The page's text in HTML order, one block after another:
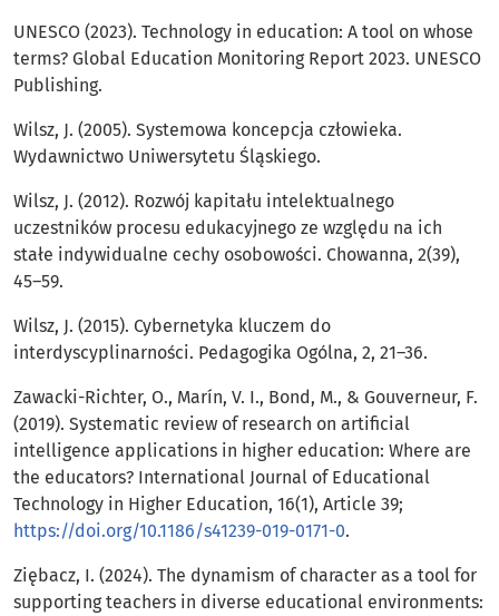
UNESCO (2023). Technology in education: A tool on whose
terms? Global Education Monitoring Report 2023. UNESCO
Publishing.
Wilsz, J. (2005). Systemowa koncepcja człowieka.
Wydawnictwo Uniwersytetu Śląskiego.
Wilsz, J. (2012). Rozwój kapitału intelektualnego
uczestników procesu edukacyjnego ze względu na ich
stałe indywidualne cechy osobowości. Chowanna, 2(39),
45–59.
Wilsz, J. (2015). Cybernetyka kluczem do
interdyscyplinarności. Pedagogika Ogólna, 2, 21–36.
Zawacki-Richter, O., Marín, V. I., Bond, M., & Gouverneur, F.
(2019). Systematic review of research on artificial
intelligence applications in higher education: Where are
the educators? International Journal of Educational
Technology in Higher Education, 16(1), Article 39;
https://doi.org/10.1186/s41239-019-0171-0.
Ziębacz, I. (2024). The dynamism of character as a tool for
supporting teachers in diverse educational environments: